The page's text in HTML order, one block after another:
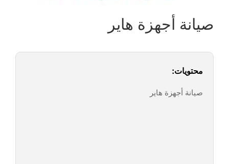
صيانة أجهزة هاير
محتويات:
صيانة أجهزة هاير